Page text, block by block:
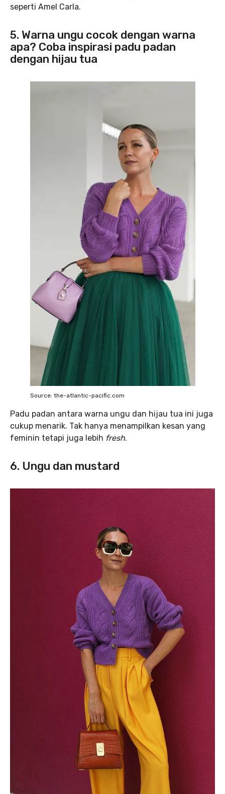
seperti Amel Carla.
5. Warna ungu cocok dengan warna
apa? Coba inspirasi padu padan
dengan hijau tua
Source: the-atlantic-pacific.com
Padu padan antara warna ungu dan hijau tua ini juga
cukup menarik. Tak hanya menampilkan kesan yang
feminin tetapi juga lebih fresh.
6. Ungu dan mustard